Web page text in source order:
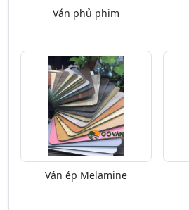
Ván phủ phim
Ván ép Melamine